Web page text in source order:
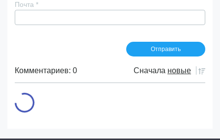
Почта *
Комментариев: 0 Сначала новые